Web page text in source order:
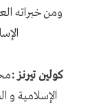
ومن خبراته
كولين تيرنز :
الإسلامية